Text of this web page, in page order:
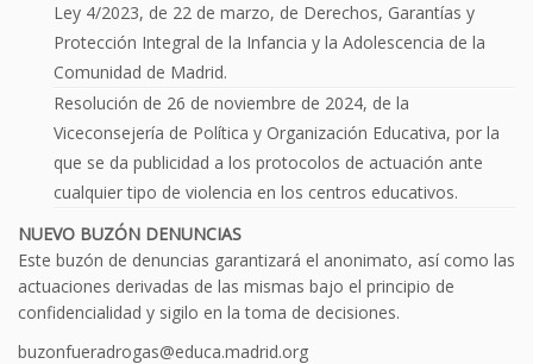
Ley 4/2023, de 22 de marzo, de Derechos, Garantías y
Protección Integral de la Infancia y la Adolescencia de la
Comunidad de Madrid.
Resolución de 26 de noviembre de 2024, de la
Viceconsejería de Política y Organización Educativa, por la
que se da publicidad a los protocolos de actuación ante
cualquier tipo de violencia en los centros educativos.
NUEVO BUZÓN DENUNCIAS
Este buzón de denuncias garantizará el anonimato, así como las
actuaciones derivadas de las mismas bajo el principio de
confidencialidad y sigilo en la toma de decisiones.
buzonfueradrogas@educa.madrid.org